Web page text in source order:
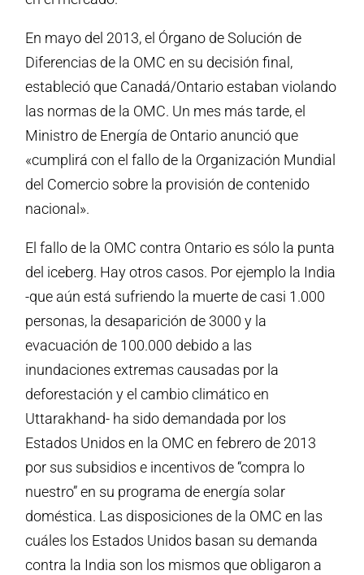
En mayo del 2013, el Órgano de Solución de
Diferencias de la OMC en su decisión final,
estableció que Canadá/Ontario estaban violando
las normas de la OMC. Un mes más tarde, el
Ministro de Energía de Ontario anunció que
«cumplirá con el fallo de la Organización Mundial
del Comercio sobre la provisión de contenido
nacional».
El fallo de la OMC contra Ontario es sólo la punta
del iceberg. Hay otros casos. Por ejemplo la India
-que aún está sufriendo la muerte de casi 1.000
personas, la desaparición de 3000 y la
evacuación de 100.000 debido a las
inundaciones extremas causadas por la
deforestación y el cambio climático en
Uttarakhand- ha sido demandada por los
Estados Unidos en la OMC en febrero de 2013
por sus subsidios e incentivos de “compra lo
nuestro” en su programa de energía solar
doméstica. Las disposiciones de la OMC en las
cuáles los Estados Unidos basan su demanda
contra la India son los mismos que obligaron a